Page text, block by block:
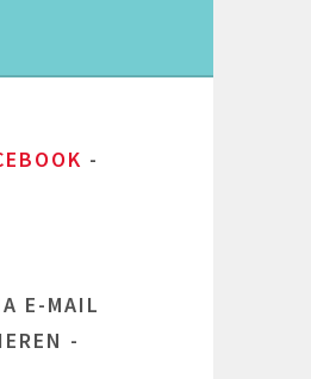
E-MAIL